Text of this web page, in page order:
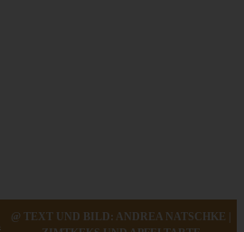
mit Mandel-Streuseln
@ TEXT UND BILD: ANDREA NATSCHKE |